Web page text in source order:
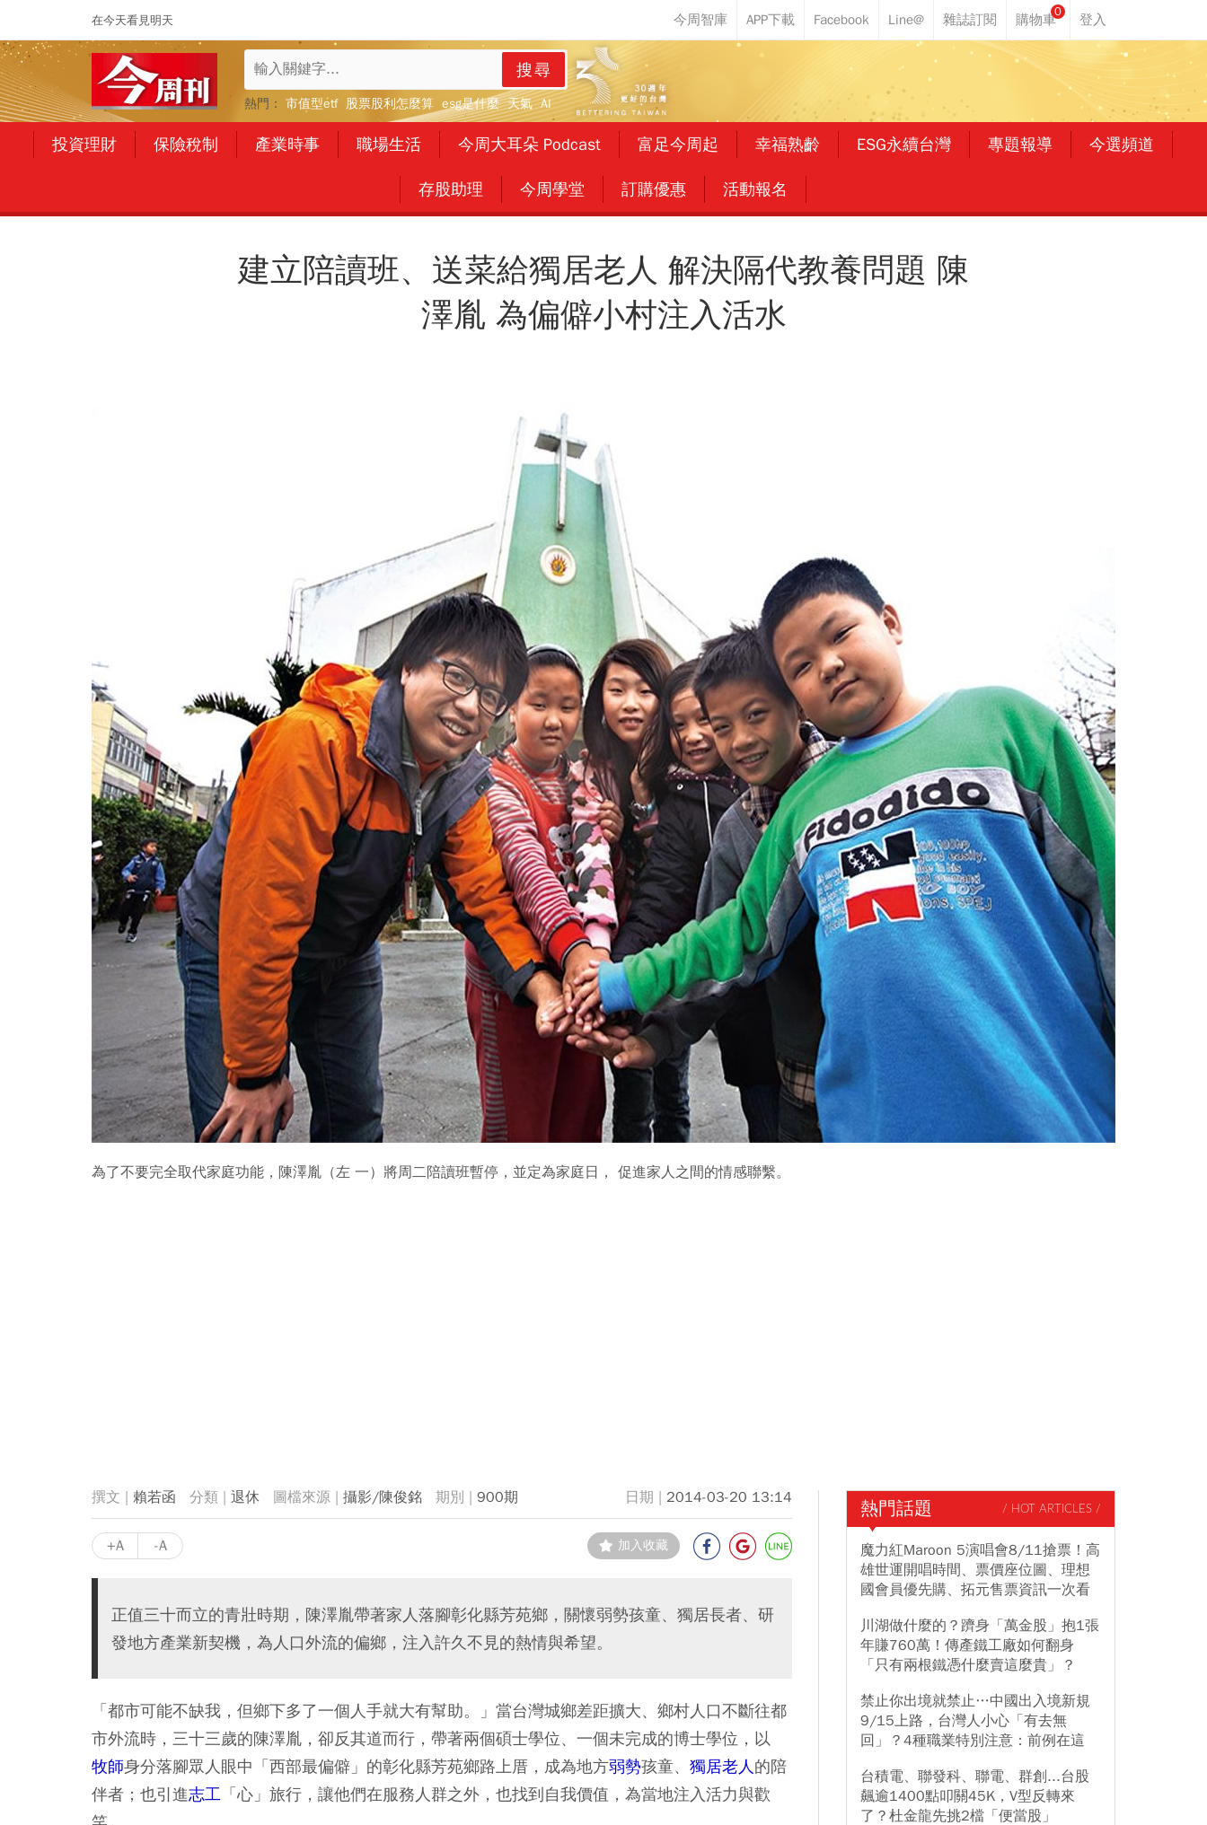
在今天看見明天
0
搜尋
熱門： 市值型etf 股票股利怎麼算 esg是什麼 天氣 AI
投資理財 保險稅制 產業時事 職場生活 今周大耳朵 Podcast 富足今周起 幸福熟齡 ESG永續台灣 專題報導 今選頻道
存股助理 今周學堂 訂購優惠 活動報名
建立陪讀班、送菜給獨居老人 解決隔代教養問題 陳
澤胤 為偏僻小村注入活水
為了不要完全取代家庭功能，陳澤胤（左 一）將周二陪讀班暫停，並定為家庭日， 促進家人之間的情感聯繫。
賴若函 退休 攝影/陳俊銘 900期 2014-03-20 13:14
+A -A 加入收藏
正值三十而立的青壯時期，陳澤胤帶著家人落腳彰化縣芳苑鄉，關懷弱勢孩童、獨居長者、研
發地方產業新契機，為人口外流的偏鄉，注入許久不見的熱情與希望。
「都市可能不缺我，但鄉下多了一個人手就大有幫助。」當台灣城鄉差距擴大、鄉村人口不斷往都
市外流時，三十三歲的陳澤胤，卻反其道而行，帶著兩個碩士學位、一個未完成的博士學位，以
牧師身分落腳眾人眼中「西部最偏僻」的彰化縣芳苑鄉路上厝，成為地方弱勢孩童、 獨居老人 的陪
伴者；也引進志工 「心」旅行，讓他們在服務人群之外，也找到自我價值，為當地注入活力與歡
熱門話題 / HOT ARTICLES /
魔力紅Maroon 5演唱會8/11搶票！高
雄世運開唱時間、票價座位圖、理想
國會員優先購、拓元售票資訊一次看
川湖做什麼的？躋身「萬金股」抱1張
年賺760萬！傳產鐵工廠如何翻身
「只有兩根鐵憑什麼賣這麼貴」？
禁止你出境就禁止…中國出入境新規
9/15上路，台灣人小心「有去無
回」？4種職業特別注意：前例在這
台積電、聯發科、聯電、群創...台股
飆逾1400點叩關45K，V型反轉來
了？杜金龍先挑2檔「便當股」